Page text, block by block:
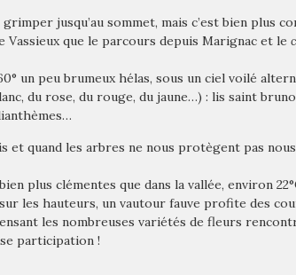
jusqu’au sommet, mais c’est bien plus
que le parcours depuis Marignac et le
un peu brumeux hélas, sous un ciel voilé
du rose, du rouge, du jaune…) : lis saint
et quand les arbres ne nous protègent pas
plus clémentes que dans la vallée, environ
les hauteurs, un vautour fauve profite des
les nombreuses variétés de fleurs
participation !